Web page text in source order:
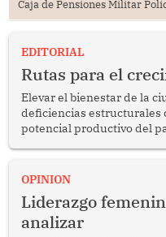
Caja de Pensiones Militar
EDITORIAL
Rutas para el
Elevar el bienestar de la
deficiencias estructurales
potencial productivo del
OPINION
Liderazgo
analizar